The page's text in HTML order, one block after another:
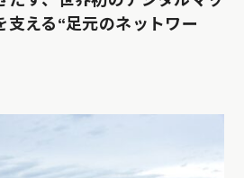
支える“足元のネットワー